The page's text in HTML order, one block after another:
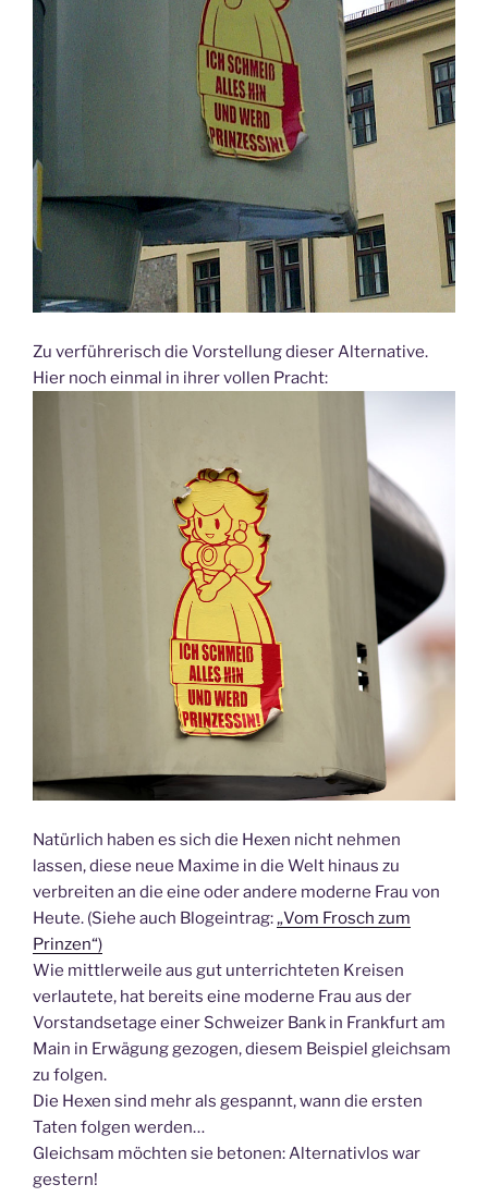
Zu verführerisch die Vorstellung dieser Alternative.
Hier noch einmal in ihrer vollen Pracht:
Natürlich haben es sich die Hexen nicht nehmen
lassen, diese neue Maxime in die Welt hinaus zu
verbreiten an die eine oder andere moderne Frau von
Heute. (Siehe auch Blogeintrag: „Vom Frosch zum
Prinzen“)
Wie mittlerweile aus gut unterrichteten Kreisen
verlautete, hat bereits eine moderne Frau aus der
Vorstandsetage einer Schweizer Bank in Frankfurt am
Main in Erwägung gezogen, diesem Beispiel gleichsam
zu folgen.
Die Hexen sind mehr als gespannt, wann die ersten
Taten folgen werden…
Gleichsam möchten sie betonen: Alternativlos war
gestern!